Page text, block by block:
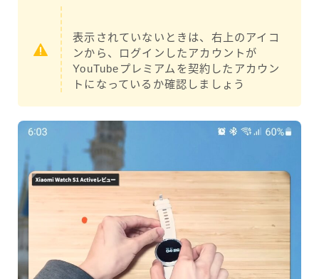
表示されていないときは、右上のアイコ
ンから、ログインしたアカウントが
YouTubeプレミアムを契約したアカウン
トになっているか確認しましょう